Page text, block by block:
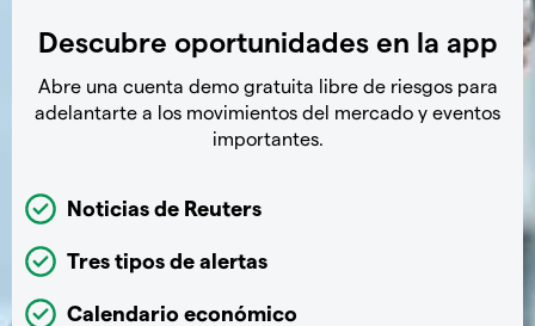
Descubre oportunidades en la app
Abre una cuenta demo gratuita libre de riesgos para
adelantarte a los movimientos del mercado y eventos
importantes.
Noticias de Reuters
Tres tipos de alertas
Calendario económico